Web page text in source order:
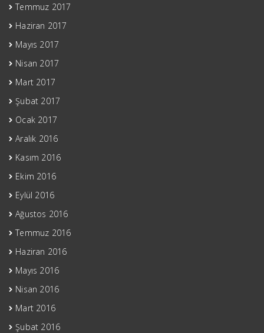
Temmuz 2017
Haziran 2017
Mayıs 2017
Nisan 2017
Mart 2017
Şubat 2017
Ocak 2017
Aralık 2016
Kasım 2016
Ekim 2016
Eylül 2016
Ağustos 2016
Temmuz 2016
Haziran 2016
Mayıs 2016
Nisan 2016
Mart 2016
Şubat 2016